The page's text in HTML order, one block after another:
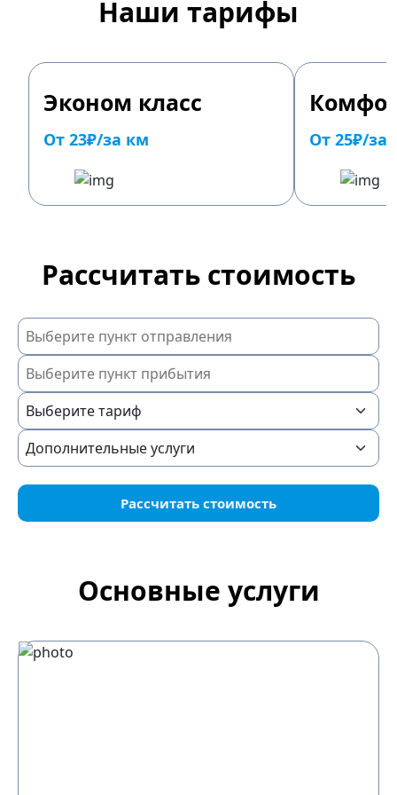
Наши тарифы
Эконом класс
От 23₽/за км От 25₽/за
Рассчитать стоимость
Рассчитать стоимость
Основные услуги